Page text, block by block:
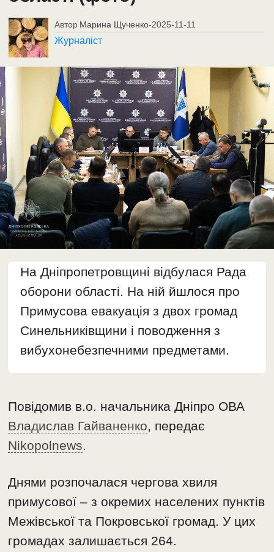
Автор Марина Щученко-2025-11-11
Журналіст
На Дніпропетровщині відбулася Рада
оборони області. На ній йшлося про
Примусова евакуація з двох громад
Синельниківщини і поводження з
вибухонебезпечними предметами.
Повідомив в.о. начальника Дніпро ОВА
Владислав Гайваненко, передає
Nikopolnews.
Днями розпочалася чергова хвиля
примусової – з окремих населених пунктів
Межівської та Покровської громад. У цих
громадах залишається 264.